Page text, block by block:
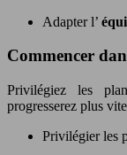
Adapter l’
Commencer
Privilégiez les
progresserez plus
Privilégier les